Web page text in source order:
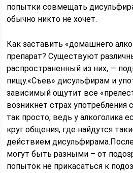
попытки совмещать
обычно никто не хочет.
Как заставить «домашнего
препарат? Существуют
распространенный из них, —
пищу.«Съев» дисульфирам и
зависимый ощутит все
возникнет страх употребления
так просто, ведь у алкоголика
круг общения, где найдутся
действием
могут быть разными – от
попыток не прикасаться к